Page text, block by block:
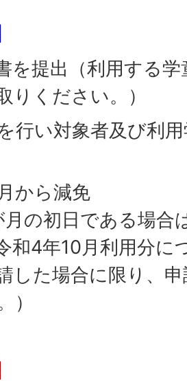
を提出（利用する
りください。）
行い対象者及び利
から減免
月の初日である場合
和4年10月利用分に
した場合に限り、
）